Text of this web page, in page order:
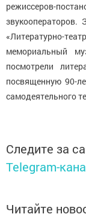
режиссеров-
«Литературно-
мемориальный
посмотрели
посвященную 90-
самодеятельного
Следите за
Telegram-
Читайте